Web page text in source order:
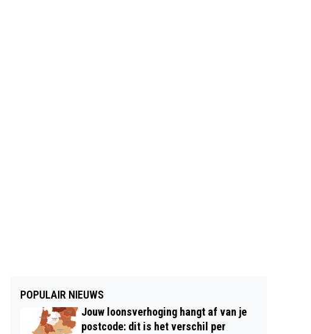
POPULAIR NIEUWS
Jouw loonsverhoging hangt af van je
postcode: dit is het verschil per